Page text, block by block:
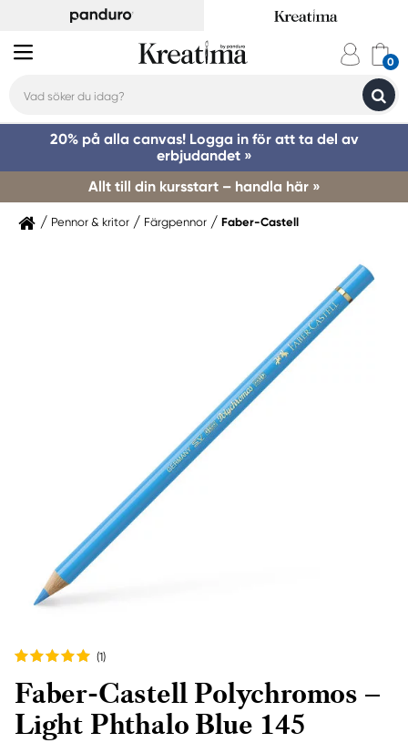
20% på alla canvas! Logga in för att ta del av
erbjudandet »
Allt till din kursstart – handla här »
Pennor & kritor Färgpennor Faber-Castell
(1)
Faber-Castell Polychromos –
Light Phthalo Blue 145